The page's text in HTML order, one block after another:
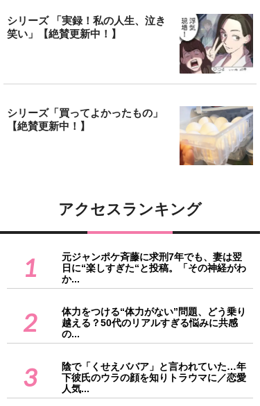
シリーズ 「実録！私の人生、泣き
笑い」【絶賛更新中！】
シリーズ「買ってよかったもの」
【絶賛更新中！】
アクセスランキング
1
元ジャンポケ斉藤に求刑7年でも、妻は翌
日に“楽しすぎた“と投稿。「その神経がわ
か...
2
体力をつける“体力がない”問題、どう乗り
越える？50代のリアルすぎる悩みに共感
の...
3
陰で「くせえババア」と言われていた…年
下彼氏のウラの顔を知りトラウマに／恋愛
人気...